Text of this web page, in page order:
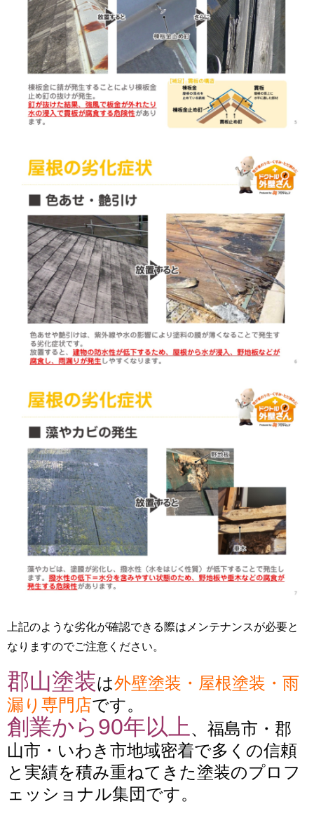
上記のような劣化が確認できる際はメンテナンスが必要と
なりますのでご注意ください。
郡山塗装は外壁塗装・屋根塗装・雨
漏り専門店です。
創業から90年以上、福島市・郡
山市・いわき市地域密着で多くの信頼
と実績を積み重ねてきた塗装のプロフ
ェッショナル集団です。